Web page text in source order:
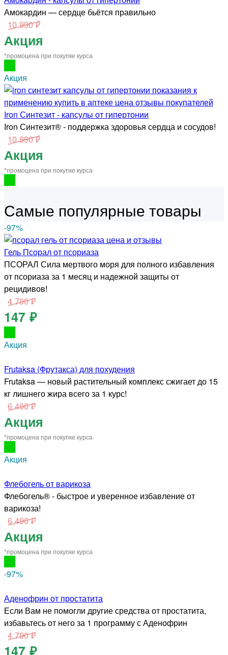
Амокардин — сердце бьётся правильно
10 990 ₽
Акция
*промоцена при покупке курса
Акция
Iron Синтезит - капсулы от гипертонии
Iron Синтезит® - поддержка здоровья сердца и сосудов!
10 990 ₽
Акция
*промоцена при покупке курса
Самые популярные товары
-97%
Гель Псорал от псориаза
ПСОРАЛ Сила мертвого моря для полного избавления
от псориаза за 1 месяц и надежной защиты от
рецидивов!
4 790 ₽
147 ₽
Акция
Frutaksa (Фрутакса) для похудения
Frutaksa — новый растительный комплекс сжигает до 15
кг лишнего жира всего за 1 курс!
6 490 ₽
Акция
*промоцена при покупке курса
Акция
Флебогель от варикоза
Флебогель® - быстрое и уверенное избавление от
варикоза!
6 490 ₽
Акция
*промоцена при покупке курса
-97%
Аденофрин от простатита
Если Вам не помогли другие средства от простатита,
избавьтесь от него за 1 программу с Аденофрин
4 790 ₽
147 ₽